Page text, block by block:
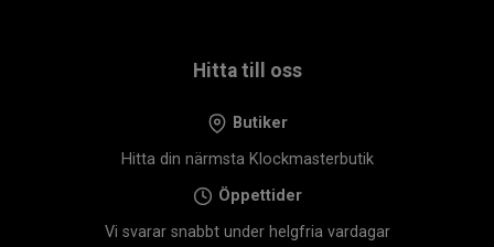
Hitta till oss
Butiker
Hitta din närmsta Klockmasterbutik
Öppettider
Vi svarar snabbt under helgfria vardagar